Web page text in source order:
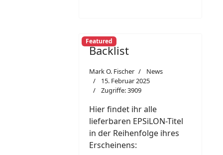
Featured
Backlist
Mark O. Fischer
News
15. Februar 2025
Zugriffe: 3909
Hier findet ihr alle
lieferbaren EPSiLON-Titel
in der Reihenfolge ihres
Erscheinens: